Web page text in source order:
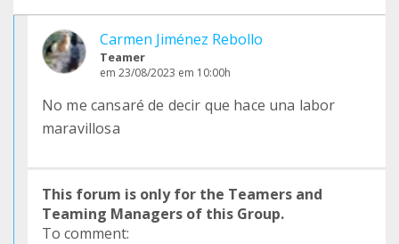
Carmen Jiménez Rebollo
Teamer
em 23/08/2023 em 10:00h
No me cansaré de decir que hace una labor
maravillosa
This forum is only for the Teamers and
Teaming Managers of this Group.
To comment: